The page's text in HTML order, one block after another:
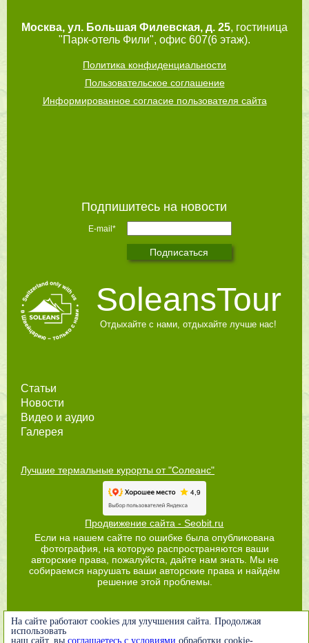
Москва, ул. Большая Филевская, д. 25, гостиница
"Парк-отель Фили", офис 607(6 этаж).
Политика конфиденциальности
Пользовательское соглашение
Информированное согласие пользователя сайта
Подпишитесь на новости
E-mail*
SoleansTour
Отдыхайте с нами, отдыхайте лучше нас!
Статьи
Новости
Видео и аудио
Галерея
Лучшие термальные курорты от "Солеанс"
Продвижение сайта - Seobit.ru
Если на нашем сайте по ошибке была опубликована
фотография, на которую распространяются ваши
авторские права, пожалуйста, дайте нам знать. Мы не
собираемся нарушать ваши авторские права и найдём
решение этой проблемы.
На сайте работают cookies для улучшения сайта. Продолжая
использовать
наш сайт, вы соглашаетесь с условиями обработки cookie-